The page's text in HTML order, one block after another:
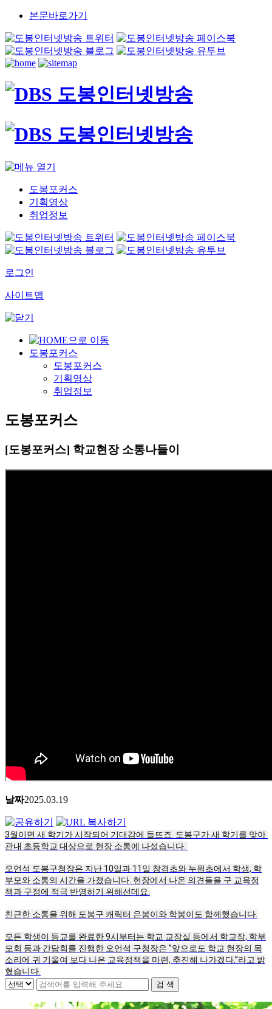
본문바로가기
도봉포커스
기획영상
취업정보
로그인
사이트맵
도봉포커스
도봉포커스
기획영상
취업정보
도봉포커스
[도봉포커스] 학교현장 소통나들이
날짜2025.03.19
3월이면 새 학기가 시작되어 기대감에 들뜨죠. 도봉구가 새 학기를 맞아
관내 초등학교 대상으로 현장 소통에 나섰습니다.
오언석 도봉구청장은 지난 10일과 11일 창경초와 누원초에서 학생, 학
부모와 소통의 시간을 가졌습니다. 현장에서 나온 의견들을 구 교육정
책과 구정에 적극 반영하기 위해선데요.
친근한 소통을 위해 도봉구 캐릭터 은봉이와 학봉이도 함께했습니다.
모든 학생이 등교를 완료한 9시부터는 학교 교장실 등에서 학교장, 학부
모회 등과 간담회를 진행한 오언석 구청장은 ”앞으로도 학교 현장의 목
소리에 귀 기울여 보다 나은 교육정책을 마련, 추진해 나가겠다.”라고 밝
혔습니다.